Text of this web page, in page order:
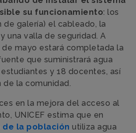
su funcionamiento: los
de galería) el cableado, la
una valla de seguridad. A
mayo estará completada la
que suministrará agua
y 18 docentes, así
la comunidad.
en la mejora del acceso al
UNICEF estima que en
de la población utiliza agua